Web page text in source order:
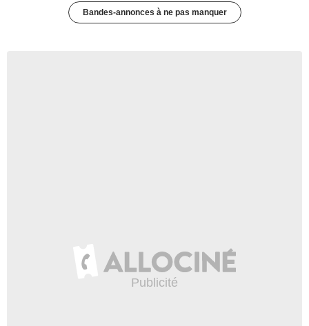
Bandes-annonces à ne pas manquer